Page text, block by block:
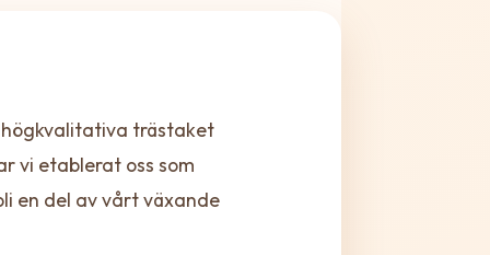
trästaket
vi etablerat oss som
en del av vårt växande